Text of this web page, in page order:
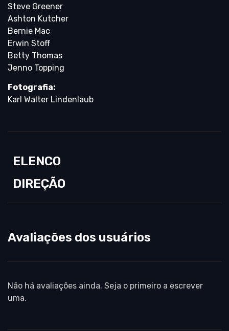
Steve Greener
Ashton Kutcher
Bernie Mac
Erwin Stoff
Betty Thomas
Jenno Topping
Fotografia:
Karl Walter Lindenlaub
ELENCO
DIREÇÃO
Avaliações dos usuários
Não há avaliações ainda. Seja o primeiro a escrever
uma.